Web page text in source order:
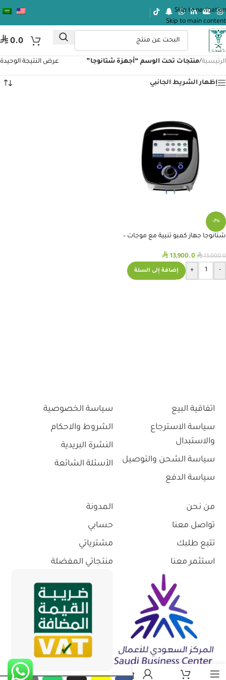
Skip to navigation
Skip to main content
⃁ 0.0
الرئيسية/منتجات تحت الوسم “أجهزة شتانوجا” عرض النتيجة الوحيدة
إظهار الشريط الجانبي
-7%
شتانوجا جهاز كمبو تنبية مع موجات –
⃁15,000.0
⃁ 13,900.0
-
+ إضافة إلى السلة
اتفاقية البيع
سياسة الاسترجاع
والاستبدال
سياسة الشحن والتوصيل
سياسة الدفع
سياسة الخصوصية
الشروط والاحكام
النشرة البريدية
الأسئلة الشائعة
من نحن
تواصل معنا
تتبع طلبك
استثمر معنا
المدونة
حسابي
مشترياتي
منتجاتي المفضلة